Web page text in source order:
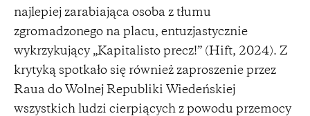
najlepiej zarabiająca osoba z tłumu
zgromadzonego na placu, entuzjastycznie
wykrzykujący „Kapitalisto precz!” (Hift, 2024). Z
krytyką spotkało się również zaproszenie przez
Raua do Wolnej Republiki Wiedeńskiej
wszystkich ludzi cierpiących z powodu przemocy